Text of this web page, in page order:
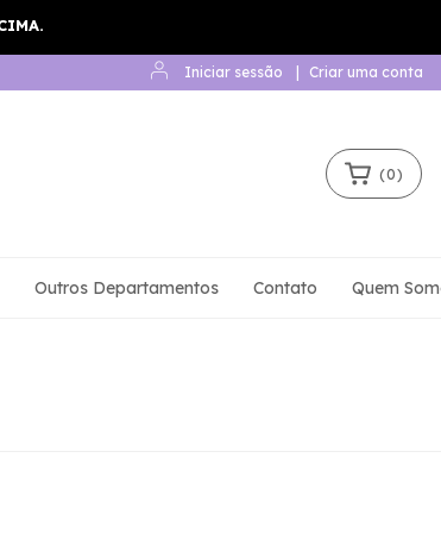
Iniciar sessão Criar uma conta
(0)
Outros Departamentos Contato Quem